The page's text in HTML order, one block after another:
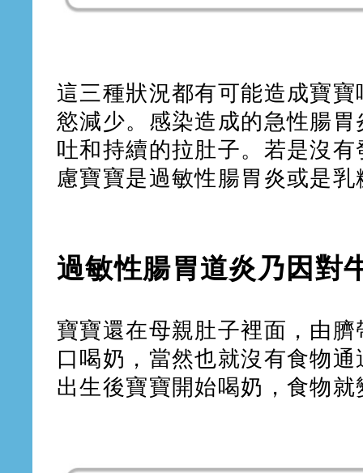
這三種狀況都有可能造成寶
慾減少。感染造成的急性腸
吐和持續的拉肚子。若是沒
慮寶寶是過敏性腸胃炎或是
過敏性腸胃道炎乃因對
寶寶還在母親肚子裡面，由
口喝奶，當然也就沒有食物
出生後寶寶開始喝奶，食物